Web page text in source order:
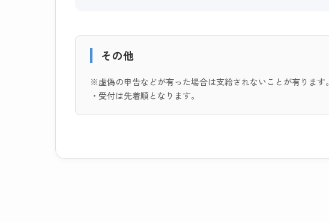
その他
※虚偽の申告などが有った場合は支給されないことが有ります。
・受付は先着順となります。